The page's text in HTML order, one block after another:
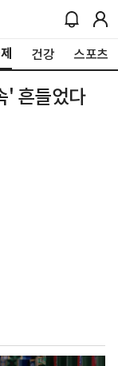
건강 스포츠
' 흔들었다